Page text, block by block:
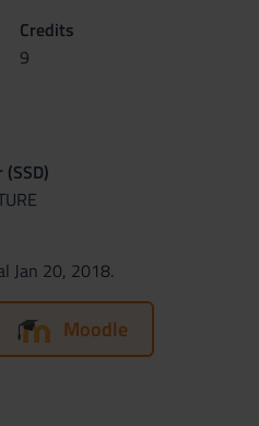
Credits
9
Jan 20, 2018.
Moodle